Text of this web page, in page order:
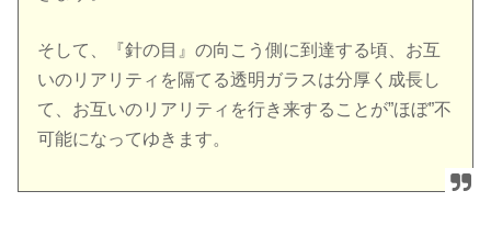
そして、『針の目』の向こう側に到達する頃、お互
いのリアリティを隔てる透明ガラスは分厚く成長し
て、お互いのリアリティを行き来することが”ほぼ”不
可能になってゆきます。